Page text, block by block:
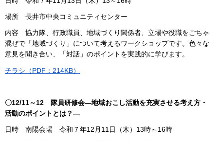
場所 長井市中央コミュニティセンター
内容 協力隊、行政職員、地域づくり関係者、立場や役職をごちゃ
混ぜで「地域づくり」について考えるワークショップです。色々な
意見を聞き合い、「対話」のポイントを実践的に学びます。
チラシ（PDF：214KB）
〇12/11～12 隊員研修会―地域おこし活動を充実させる考え方・
活動のポイントとは？―
日時 南陽会場 令和７年12月11日（木）13時～16時